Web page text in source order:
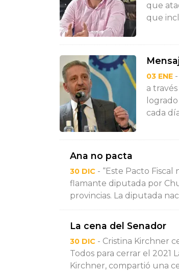
que
que
03 ENE
a
cada
Ana no pacta
30 DIC - “Este Pacto
flamante diputada por
provincias. La diputada
La cena del Senador
30 DIC - Cristina Kirchner
Todos para cerrar el 2021
Kirchner, compartió una